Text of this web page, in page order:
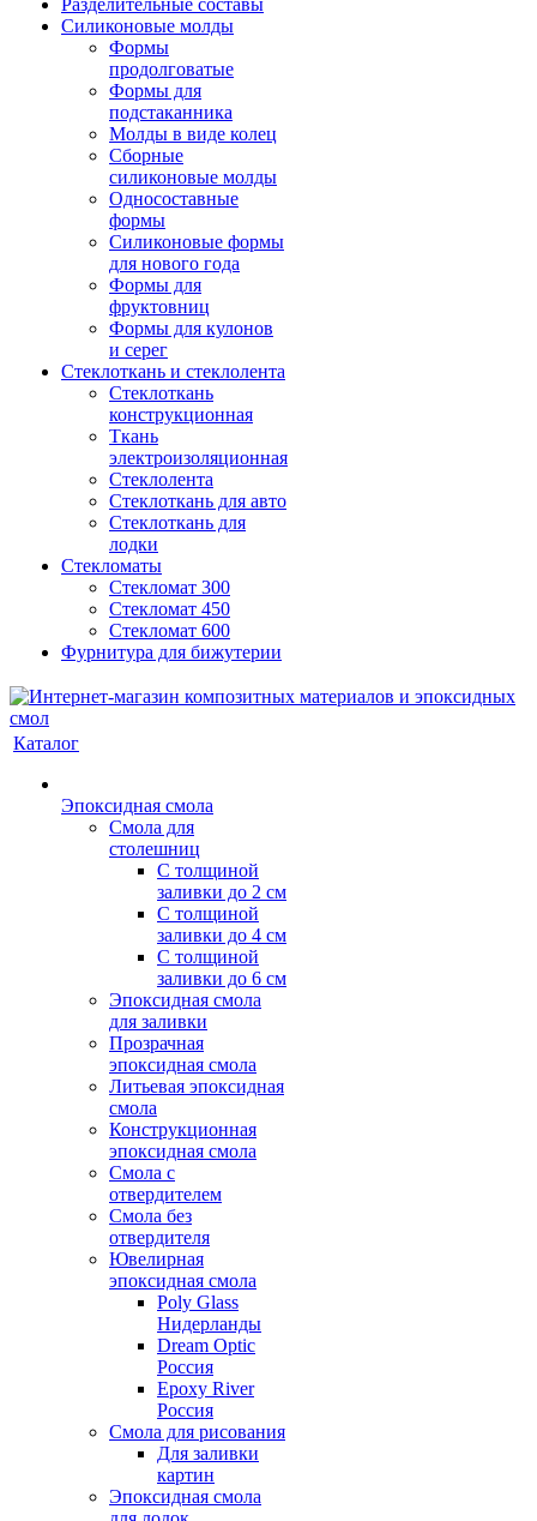
Разделительные составы
Силиконовые молды
Формы
продолговатые
Формы для
подстаканника
Молды в виде колец
Сборные
силиконовые молды
Односоставные
формы
Силиконовые формы
для нового года
Формы для
фруктовниц
Формы для кулонов
и серег
Стеклоткань и стеклолента
Стеклоткань
конструкционная
Ткань
электроизоляционная
Стеклолента
Стеклоткань для авто
Стеклоткань для
лодки
Стекломаты
Стекломат 300
Стекломат 450
Стекломат 600
Фурнитура для бижутерии
Каталог
Эпоксидная смола
Смола для
столешниц
С толщиной
заливки до 2 см
С толщиной
заливки до 4 см
С толщиной
заливки до 6 см
Эпоксидная смола
для заливки
Прозрачная
эпоксидная смола
Литьевая эпоксидная
смола
Конструкционная
эпоксидная смола
Смола с
отвердителем
Смола без
отвердителя
Ювелирная
эпоксидная смола
Poly Glass
Нидерланды
Dream Optic
Россия
Epoxy River
Россия
Смола для рисования
Для заливки
картин
Эпоксидная смола